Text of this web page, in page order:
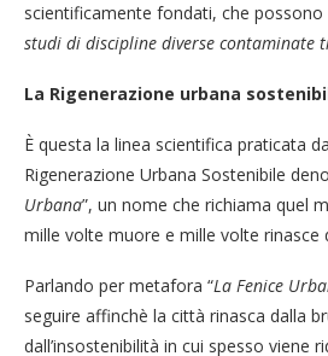
scientificamente fondati, che
studi di discipline diverse contaminate
La Rigenerazione urbana
È questa la linea scientifica praticata
Rigenerazione Urbana Sostenibile
Urbana”, un nome che richiama quel
mille volte muore e mille volte rinasce
Parlando per metafora “La Fenice
seguire affinchè la città rinasca dalla
dall’insostenibilità in cui spesso viene